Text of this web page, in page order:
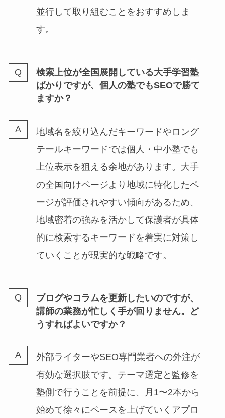
並行して取り組むことをおすすめしま
す。
検索上位が全国展開している大手学習塾
ばかりですが、個人の塾でもSEOで勝て
ますか？
地域名を絞り込んだキーワードやロング
テールキーワードでは個人・中小塾でも
上位表示を狙える余地があります。大手
の全国向けページより地域に特化したペ
ージが評価されやすい傾向があるため、
地域密着の強みを活かして保護者が具体
的に検索するキーワードを着実に対策し
ていくことが現実的な戦略です。
ブログやコラムを更新したいのですが、
講師の業務が忙しく手が回りません。ど
うすればよいですか？
外部ライターやSEO専門業者への外注が
有効な選択肢です。テーマ選定と監修を
塾側で行うことを前提に、月1〜2本から
始めて徐々にペースを上げていくアプロ